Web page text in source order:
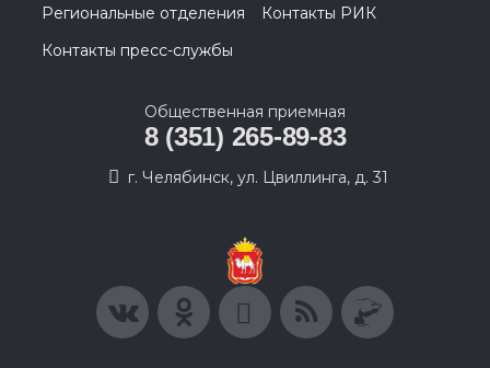
Региональные отделения
Контакты РИК
Контакты пресс-службы
Общественная приемная
8 (351) 265-89-83
г. Челябинск, ул. Цвиллинга, д. 31